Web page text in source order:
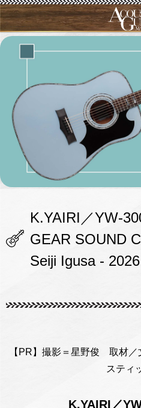
K.YAIRI／YW-
GEAR SOUND
Seiji Igusa -
【PR】撮影＝星野俊 取材
スティ
K.YAIRI／